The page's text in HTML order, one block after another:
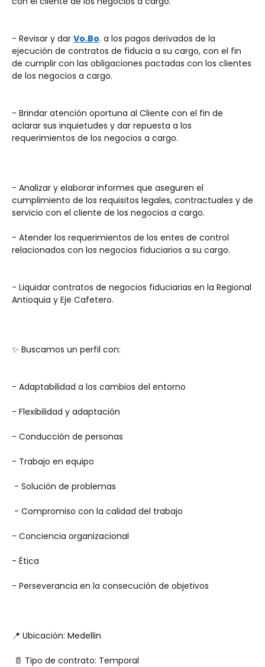
- Revisar y dar Vo.Bo. a los pagos derivados de la
ejecución de contratos de fiducia a su cargo, con el fin
de cumplir con las obligaciones pactadas con los clientes
de los negocios a cargo.
- Brindar atención oportuna al Cliente con el fin de
aclarar sus inquietudes y dar repuesta a los
requerimientos de los negocios a cargo.
- Analizar y elaborar informes que aseguren el
cumplimiento de los requisitos legales, contractuales y de
servicio con el cliente de los negocios a cargo.
- Atender los requerimientos de los entes de control
relacionados con los negocios fiduciarios a su cargo.
- Liquidar contratos de negocios fiduciarias en la Regional
Antioquia y Eje Cafetero.
✨ Buscamos un perfil con:
- Adaptabilidad a los cambios del entorno
- Flexibilidad y adaptación
- Conducción de personas
- Trabajo en equipo
- Solución de problemas
- Compromiso con la calidad del trabajo
- Conciencia organizacional
- Ética
- Perseverancia en la consecución de objetivos
📍 Ubicación: Medellin
📄 Tipo de contrato: Temporal